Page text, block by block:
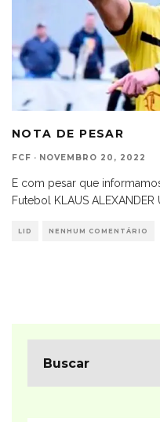
NOTA DE PESAR
FCF · NOVEMBRO 20, 2022
E com pesar que
Futebol KLAUS
LID NENHUM COMENTÁRIO